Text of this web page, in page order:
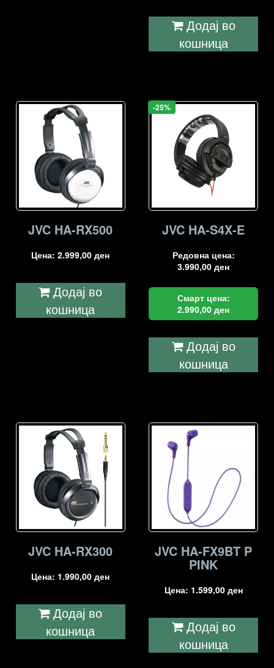
Додај во
кошница
JVC HA-RX500
Цена:2.999,00ден
Додај во
кошница
-25%
JVC HA-S4X-E
Редовна цена:
3.990,00ден
Смарт цена:
2.990,00ден
Додај во
кошница
JVC HA-RX300
Цена: 1.990,00ден
Додај во
кошница
JVC HA-FX9BT P
PINK
Цена: 1.599,00 ден
Додај во
кошница